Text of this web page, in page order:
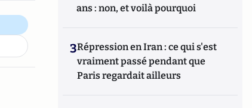
ans : non, et voilà pourquoi
3Répression en Iran : ce qui s'est
vraiment passé pendant que
Paris regardait ailleurs